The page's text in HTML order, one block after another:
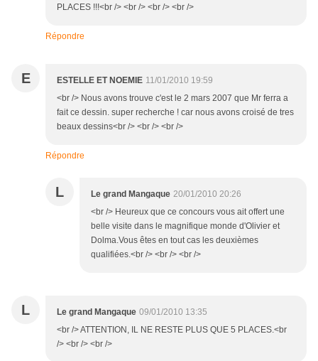
PLACES !!!<br /> <br /> <br /> <br />
Répondre
E ESTELLE ET NOEMIE 11/01/2010 19:59
<br /> Nous avons trouve c'est le 2 mars 2007 que Mr ferra a
fait ce dessin. super recherche ! car nous avons croisé de tres
beaux dessins<br /> <br /> <br />
Répondre
L Le grand Mangaque 20/01/2010 20:26
<br /> Heureux que ce concours vous ait offert une
belle visite dans le magnifique monde d'Olivier et
Dolma.Vous êtes en tout cas les deuxièmes
qualifiées.<br /> <br /> <br />
L Le grand Mangaque 09/01/2010 13:35
<br /> ATTENTION, IL NE RESTE PLUS QUE 5 PLACES.<br
/> <br /> <br />